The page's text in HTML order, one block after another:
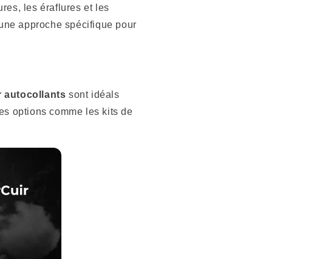
les éraflures et les
approche spécifique pour
autocollants sont idéals
options comme les kits de